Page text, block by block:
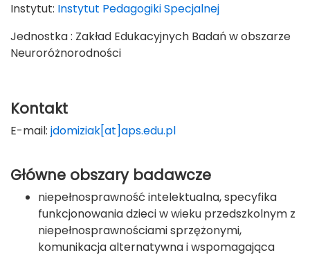
Instytut: Instytut Pedagogiki Specjalnej
Jednostka : Zakład Edukacyjnych Badań w obszarze
Neuroróżnorodności
Kontakt
E-mail: jdomiziak[at]aps.edu.pl
Główne obszary badawcze
niepełnosprawność intelektualna, specyfika
funkcjonowania dzieci w wieku przedszkolnym z
niepełnosprawnościami sprzężonymi,
komunikacja alternatywna i wspomagająca